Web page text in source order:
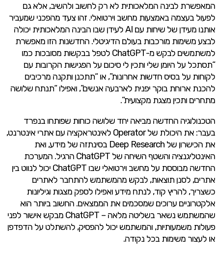
המאפשרת לבינה המלאכותית לא רק לחשוב ולהשיב, אלא גם
לפעול בעצמה באמצעות מחשב וירטואלי. זהו צעד מהפכני שמעביר
אותנו מעידן של שיחות עם AI לעידן שבו הבינה המלאכותית יכולה
לבצע משימות מורכבות בעולם הדיגיטלי. החדשנות הזו מאפשרת
למשתמשים לבקש מ-ChatGPT לטפל בבקשות מסובכות כמו
“תסתכל על היומן שלי ותכין לי סיכום על הפגישות הקרובות עם
לקוחות על בסיס חדשות אחרונות”, או “תתכנן ותקנה מרכיבים
להכנת ארוחת בוקר יפנית לארבעה אנשים”, ואפילו “תנתח שלושה
מתחרים ותכין מצגת מקצועית”.
הטכנולוגיה החדשה מביאה יחד שלושה כוחות שפותחו בנפרד
בעבר: את היכולת של Operator לאינטראקציה עם אתרי אינטרנט,
את הכישרון של Deep Research בסינתזה של מידע, ואת
האינטליגנציה והשטף השיחה של ChatGPT הרגיל. המערכת
החדשה מבוססת על מחשב וירטואלי שבו ChatGPT יכול לנווט בין
אתרים, לסנן תוצאות, לבקש מהמשתמש להתחבר לאתרים
כשצריך, להריץ קוד, לנתח מידע ואפילו לספק מצגות וגיליונות
אלקטרוניים ערוכים שמסכמים את הממצאים. החשוב ביותר הוא
שהמשתמש נשאר בשליטה מלאה – ChatGPT מבקש אישור לפני
פעולות משמעותיות, והמשתמש יכול להפסיק, להשתלט על הדפדפן
או לעצור משימות בכל נקודה.